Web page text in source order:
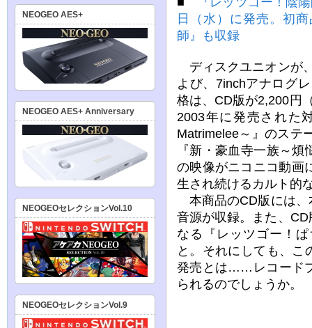
日（水）に発売。初
師』も収録
ディスクユニオンが
よび、7inchアナログ
格は、CD版が2,200円
2003年に発売された
Matrimelee～』のステ
『新・豪血寺一族～
の映像がニコニコ動画
生され続けるカルト的
本商品のCD版には、
音源が収録。また、
なる『レッツゴー！
と。それにしても、こ
発売とは……レコード
られるのでしょうか。
NEOGEO AES+
NEOGEO AES+ Anniversary
NEOGEOセレクションVol.10
NEOGEOセレクションVol.9